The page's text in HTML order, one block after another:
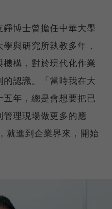
博士曾擔任中華大學
與研究所執教多年，
構，對於現代化作業
認識。「當時我在大
年，總是會想要把已
理現場做更多的應
就進到企業界來，開始